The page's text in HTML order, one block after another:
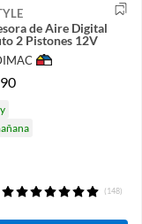
de Aire Digital
2 Pistones 12V
(148)